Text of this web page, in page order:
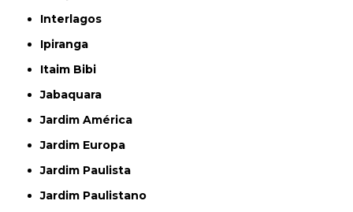
Interlagos
Ipiranga
Itaim Bibi
Jabaquara
Jardim América
Jardim Europa
Jardim Paulista
Jardim Paulistano